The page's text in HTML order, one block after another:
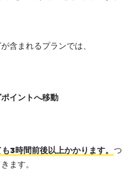
含まれるプランでは、
イントへ移動
3時間前後以上かかります。 つ
ます。